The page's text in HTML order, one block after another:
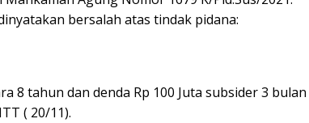
bersalah atas tindak pidana:
8 tahun dan denda Rp 100 Juta subsider 3 bulan
( 20/11).